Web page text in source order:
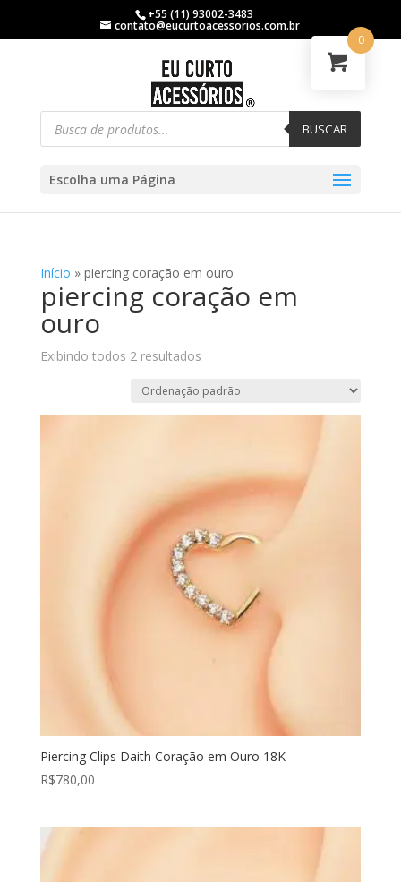
+55 (11) 93002-3483
contato@eucurtoacessorios.com.br
BUSCAR
Escolha uma Página
Início » piercing coração em ouro
piercing coração em
ouro
Exibindo todos 2 resultados
Piercing Clips Daith Coração em Ouro 18K
R$780,00
0